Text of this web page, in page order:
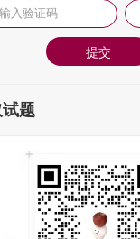
提交
题